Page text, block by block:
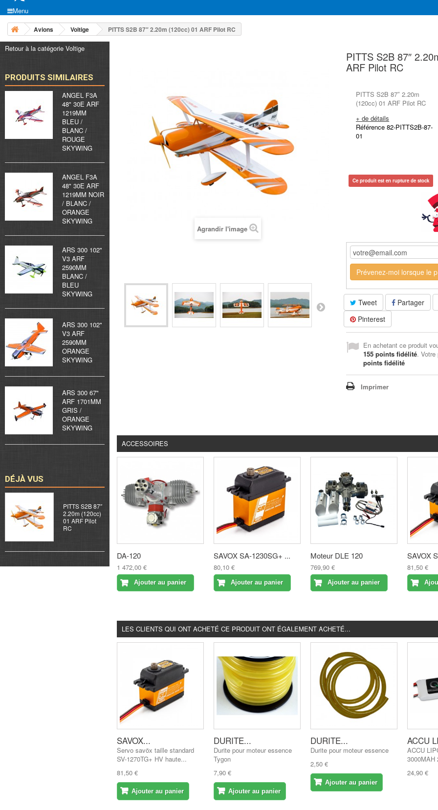
Menu
Avions Voltige PITTS S2B 87″ 2.20m (120cc) 01 ARF Pilot RC
Retour à la catégorie Voltige
PRODUITS SIMILAIRES
ANGEL F3A
48" 30E ARF
1219MM
BLEU /
BLANC /
ROUGE
SKYWING
ANGEL F3A
48" 30E ARF
1219MM NOIR
/ BLANC /
ORANGE
SKYWING
ARS 300 102"
V3 ARF
2590MM
BLANC /
BLEU
SKYWING
ARS 300 102"
V3 ARF
2590MM
ORANGE
SKYWING
ARS 300 67"
ARF 1701MM
GRIS /
ORANGE
SKYWING
DÉJÀ VUS
PITTS S2B 87″
2.20m (120cc)
01 ARF Pilot
RC
Agrandir l'image
PITTS S2B 87″
ARF Pilot RC
PITTS S2B 87″ 2.20m
(120cc) 01 ARF Pilot RC
+ de détails
Référence 82-PITTS2B-87-
01
Ce produit est en rupture de stock
Prévenez-moi lorsque le
Tweet
Partager
Pinterest
En achetant ce produit
155 points fidélité.
points fidélité
Imprimer
ACCESSOIRES
DA-120
1 472,00 €
Ajouter au panier
SAVOX SA-1230SG+ ...
80,10 €
Ajouter au panier
Moteur DLE 120
769,90 €
Ajouter au panier
SAVOX
81,50 €
LES CLIENTS QUI ONT ACHETÉ CE PRODUIT ONT ÉGALEMENT ACHETÉ...
SAVOX...
Servo savöx taille standard
SV-1270TG+ HV haute...
81,50 €
Ajouter au panier
DURITE...
Durite pour moteur essence
Tygon
7,90 €
Ajouter au panier
DURITE...
Durite pour moteur essence
2,50 €
Ajouter au panier
ACCU
ACCU
3000MAH
24,90 €